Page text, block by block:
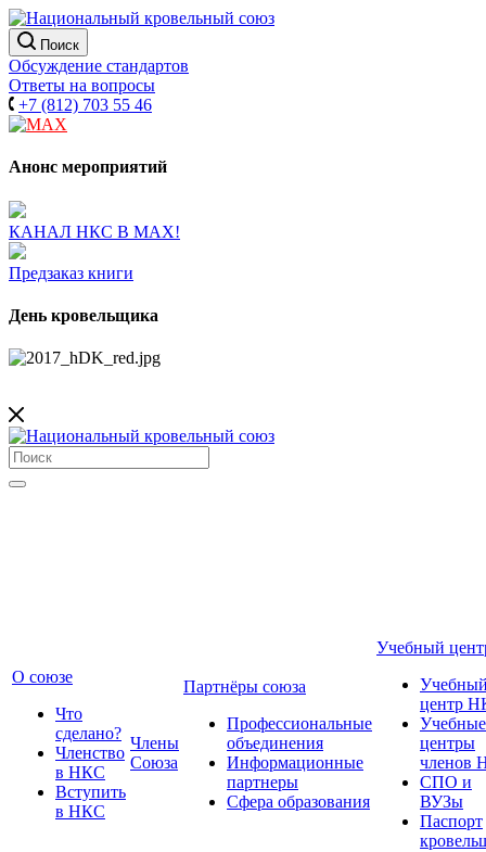
Поиск
Обсуждение стандартов
Ответы на вопросы
+7 (812) 703 55 46
Анонс мероприятий
КАНАЛ НКС В МАХ!
Предзаказ книги
День кровельщика
О союзе
Что
сделано?
Членство
в НКС
Вступить
в НКС
Члены
Союза
Партнёры союза
Профессиональные
объединения
Информационные
партнеры
Сфера образования
Учебный
центр
Учебные
центры
членов
СПО и
ВУЗы
Паспорт